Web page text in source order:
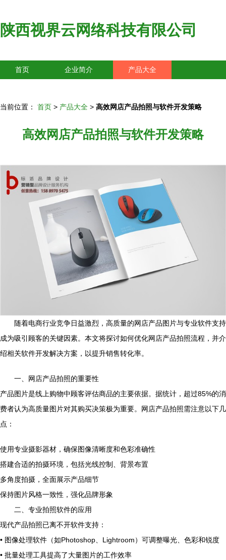
陕西视界云网络科技有限公司
首页 企业简介 产品大全
当前位置： 首页 > 产品大全 > 高效网店产品拍照与软件开发策略
高效网店产品拍照与软件开发策略
随着电商行业竞争日益激烈，高质量的网店产品图片与专业软件支持
成为吸引顾客的关键因素。本文将探讨如何优化网店产品拍照流程，并介
绍相关软件开发解决方案，以提升销售转化率。
一、网店产品拍照的重要性
产品图片是线上购物中顾客评估商品的主要依据。据统计，超过85%的消
费者认为高质量图片对其购买决策极为重要。网店产品拍照需注意以下几
点：
使用专业摄影器材，确保图像清晰度和色彩准确性
搭建合适的拍摄环境，包括光线控制、背景布置
多角度拍摄，全面展示产品细节
保持图片风格一致性，强化品牌形象
二、专业拍照软件的应用
现代产品拍照已离不开软件支持：
• 图像处理软件（如Photoshop、Lightroom）可调整曝光、色彩和锐度
• 批量处理工具提高了大量图片的工作效率